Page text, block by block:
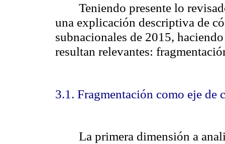
Teniendo presente lo
una explicación descriptiva de
subnacionales de 2015,
resultan relevantes:
3.1. Fragmentación como eje de
La primera dimensión a